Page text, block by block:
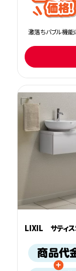
激落ちバブル機
LIXIL サティスS